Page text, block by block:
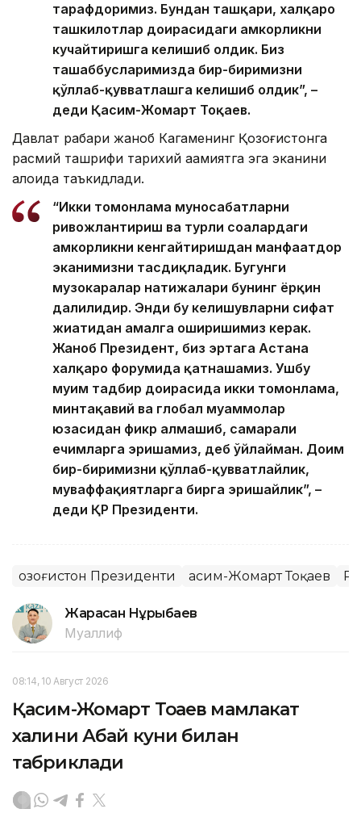
тарафдоримиз. Бундан ташқари, халқаро
ташкилотлар доирасидаги ҳамкорликни
кучайтиришга келишиб олдик. Биз
ташаббусларимизда бир-биримизни
қўллаб-қувватлашга келишиб олдик”, –
деди Қасим-Жомарт Тоқаев.
Давлат раҳбари жаноб Кагаменинг Қозоғистонга
расмий ташрифи тарихий аҳамиятга эга эканини
алоҳида таъкидлади.
“Икки томонлама муносабатларни
ривожлантириш ва турли соҳалардаги
ҳамкорликни кенгайтиришдан манфаатдор
эканимизни тасдиқладик. Бугунги
музокаралар натижалари бунинг ёрқин
далилидир. Энди бу келишувларни сифат
жиҳатидан амалга оширишимиз керак.
Жаноб Президент, биз эртага Астана
халқаро форумида қатнашамиз. Ушбу
муҳим тадбир доирасида икки томонлама,
минтақавий ва глобал муаммолар
юзасидан фикр алмашиб, самарали
ечимларга эришамиз, деб ўйлайман. Доим
бир-биримизни қўллаб-қувватлайлик,
муваффақиятларга бирга эришайлик”, –
деди ҚР Президенти.
Қозоғистон Президенти Қасим-Жомарт Тоқаев
Жарасқан Нұрыбаев
Муаллиф
08:14, 10 Август 2026
Қасим-Жомарт Тоқаев мамлакат
халқини Абай куни билан
табриклади